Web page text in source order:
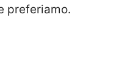
preferiamo.